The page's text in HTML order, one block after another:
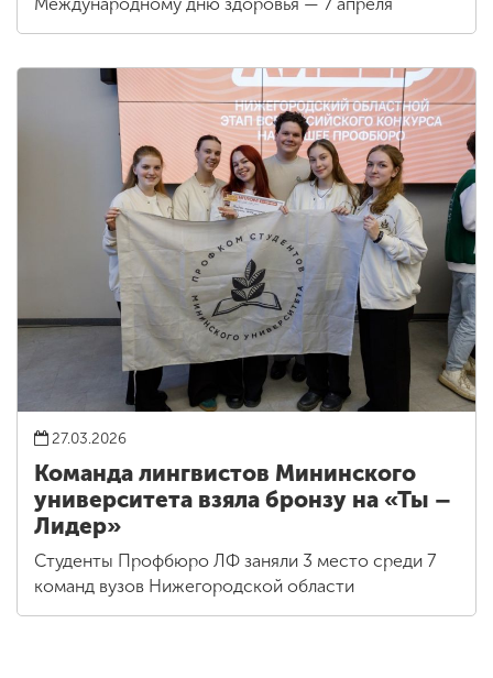
27.03.2026
Команда лингвистов Мининского
университета взяла бронзу на «Ты –
Лидер»
Студенты Профбюро ЛФ заняли 3 место среди 7
команд вузов Нижегородской области